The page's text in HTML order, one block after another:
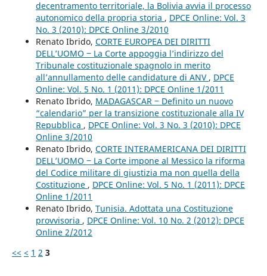
decentramento territoriale, la Bolivia avvia il processo
autonomico della propria storia , DPCE Online: Vol. 3
No. 3 (2010): DPCE Online 3/2010
Renato Ibrido, CORTE EUROPEA DEI DIRITTI
DELL’UOMO ‒ La Corte appoggia l’indirizzo del
Tribunale costituzionale spagnolo in merito
all’annullamento delle candidature di ANV , DPCE
Online: Vol. 5 No. 1 (2011): DPCE Online 1/2011
Renato Ibrido, MADAGASCAR ‒ Definito un nuovo
“calendario” per la transizione costituzionale alla IV
Repubblica , DPCE Online: Vol. 3 No. 3 (2010): DPCE
Online 3/2010
Renato Ibrido, CORTE INTERAMERICANA DEI DIRITTI
DELL’UOMO ‒ La Corte impone al Messico la riforma
del Codice militare di giustizia ma non quella della
Costituzione , DPCE Online: Vol. 5 No. 1 (2011): DPCE
Online 1/2011
Renato Ibrido, Tunisia. Adottata una Costituzione
provvisoria , DPCE Online: Vol. 10 No. 2 (2012): DPCE
Online 2/2012
<< < 1 2 3